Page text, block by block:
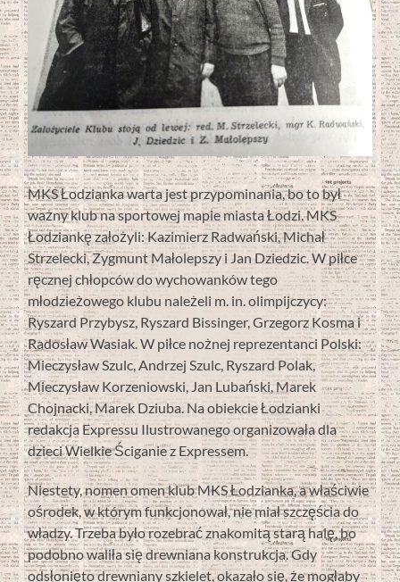
MKS Łodzianka warta jest przypominania, bo to był
ważny klub na sportowej mapie miasta Łodzi. MKS
Łodziankę założyli: Kazimierz Radwański, Michał
Strzelecki, Zygmunt Małolepszy i Jan Dziedzic. W piłce
ręcznej chłopców do wychowanków tego
młodzieżowego klubu należeli m. in. olimpijczycy:
Ryszard Przybysz, Ryszard Bissinger, Grzegorz Kosma i
Radosław Wasiak. W piłce nożnej reprezentanci Polski:
Mieczysław Szulc, Andrzej Szulc, Ryszard Polak,
Mieczysław Korzeniowski, Jan Lubański, Marek
Chojnacki, Marek Dziuba. Na obiekcie Łodzianki
redakcja Expressu Ilustrowanego organizowała dla
dzieci Wielkie Ściganie z Expressem.
Niestety, nomen omen klub MKS Łodzianka, a właściwie
ośrodek, w którym funkcjonował, nie miał szczęścia do
władzy. Trzeba było rozebrać znakomitą starą halę, bo
podobno waliła się drewniana konstrukcja. Gdy
odsłonięto drewniany szkielet, okazało się, że mogłaby